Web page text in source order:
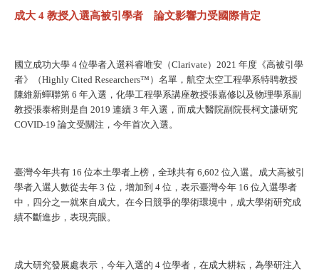
成大 4 教授入選高被引學者 論文影響力受國際肯定
國立成功大學 4 位學者入選科睿唯安（Clarivate）2021 年度《高被引學
者》（Highly Cited Researchers™）名單，航空太空工程學系特聘教授
陳維新蟬聯第 6 年入選，化學工程學系講座教授張嘉修以及物理學系副
教授張泰榕則是自 2019 連續 3 年入選，而成大醫院副院長柯文謙研究
COVID-19 論文受關注，今年首次入選。
臺灣今年共有 16 位本土學者上榜，全球共有 6,602 位入選。成大高被引
學者入選人數從去年 3 位，增加到 4 位，表示臺灣今年 16 位入選學者
中，四分之一就來自成大。在今日競爭的學術環境中，成大學術研究成
績不斷進步，表現亮眼。
成大研究發展處表示，今年入選的 4 位學者，在成大耕耘，為學研注入